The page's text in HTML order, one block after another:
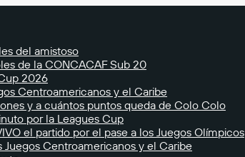
del amistoso
de la CONCACAF Sub 20
2026
Centroamericanos y el Caribe
y a cuántos puntos queda de Colo Colo
por la Leagues Cup
el partido por el pase a los Juegos Olímpicos
Juegos Centroamericanos y el Caribe